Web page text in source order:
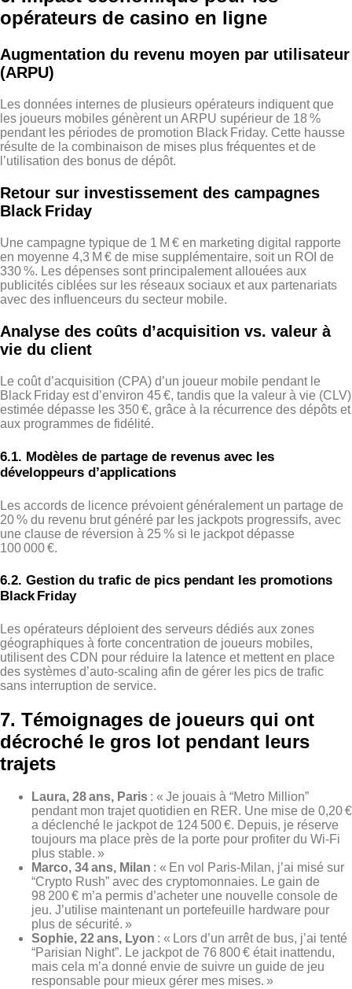
opérateurs de casino en ligne
Augmentation du revenu moyen par utilisateur
(ARPU)
Les données internes de plusieurs opérateurs indiquent que
les joueurs mobiles génèrent un ARPU supérieur de 18 %
pendant les périodes de promotion Black Friday. Cette hausse
résulte de la combinaison de mises plus fréquentes et de
l’utilisation des bonus de dépôt.
Retour sur investissement des campagnes
Black Friday
Une campagne typique de 1 M € en marketing digital rapporte
en moyenne 4,3 M € de mise supplémentaire, soit un ROI de
330 %. Les dépenses sont principalement allouées aux
publicités ciblées sur les réseaux sociaux et aux partenariats
avec des influenceurs du secteur mobile.
Analyse des coûts d’acquisition vs. valeur à
vie du client
Le coût d’acquisition (CPA) d’un joueur mobile pendant le
Black Friday est d’environ 45 €, tandis que la valeur à vie (CLV)
estimée dépasse les 350 €, grâce à la récurrence des dépôts et
aux programmes de fidélité.
6.1. Modèles de partage de revenus avec les
développeurs d’applications
Les accords de licence prévoient généralement un partage de
20 % du revenu brut généré par les jackpots progressifs, avec
une clause de réversion à 25 % si le jackpot dépasse
100 000 €.
6.2. Gestion du trafic de pics pendant les promotions
Black Friday
Les opérateurs déploient des serveurs dédiés aux zones
géographiques à forte concentration de joueurs mobiles,
utilisent des CDN pour réduire la latence et mettent en place
des systèmes d’auto‑scaling afin de gérer les pics de trafic
sans interruption de service.
7. Témoignages de joueurs qui ont
décroché le gros lot pendant leurs
trajets
Laura, 28 ans, Paris : « Je jouais à “Metro Million”
pendant mon trajet quotidien en RER. Une mise de 0,20 €
a déclenché le jackpot de 124 500 €. Depuis, je réserve
toujours ma place près de la porte pour profiter du Wi‑Fi
plus stable. »
Marco, 34 ans, Milan : « En vol Paris‑Milan, j’ai misé sur
“Crypto Rush” avec des cryptomonnaies. Le gain de
98 200 € m’a permis d’acheter une nouvelle console de
jeu. J’utilise maintenant un portefeuille hardware pour
plus de sécurité. »
Sophie, 22 ans, Lyon : « Lors d’un arrêt de bus, j’ai tenté
“Parisian Night”. Le jackpot de 76 800 € était inattendu,
mais cela m’a donné envie de suivre un guide de jeu
responsable pour mieux gérer mes mises. »